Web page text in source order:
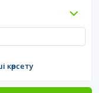
көрсету